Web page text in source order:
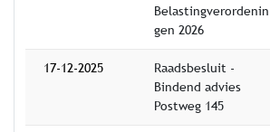
Belastingverordenin
gen 2026
17-12-2025
Raadsbesluit -
Bindend advies
Postweg 145